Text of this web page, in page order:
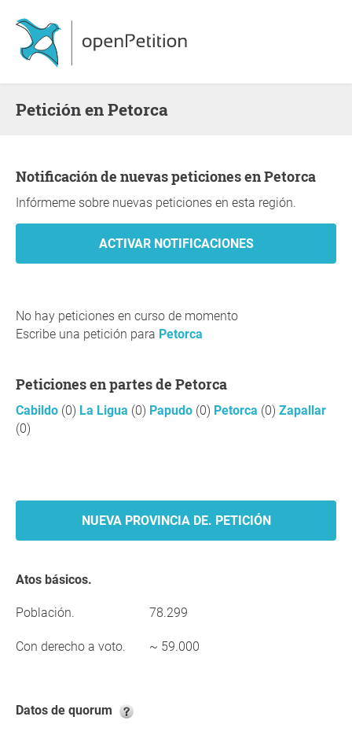
Petición en Petorca
Notificación de nuevas peticiones en Petorca
Infórmeme sobre nuevas peticiones en esta región.
No hay peticiones en curso de momento
Escribe una petición para Petorca
Peticiones en partes de Petorca
Cabildo (0) La Ligua (0) Papudo (0) Petorca (0) Zapallar
(0)
NUEVA PROVINCIA DE. PETICIÓN
Atos básicos.
Población. 78.299
Con derecho a voto. ~ 59.000
Datos de quorum